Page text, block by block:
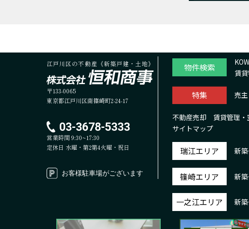
江戸川区の不動産《新築戸建・土地》
〒133-0065
東京都江戸川区南篠崎町2-24-17
03-3678-5333
営業時間 9:30~17:30
定休日 水曜・第2第4火曜・祝日
お客様駐車場がございます
物件検索
賃
特集 売
不動産売却 賃貸管理
サイトマップ
瑞江エリア 新
篠崎エリア 新
一之江エリア 新